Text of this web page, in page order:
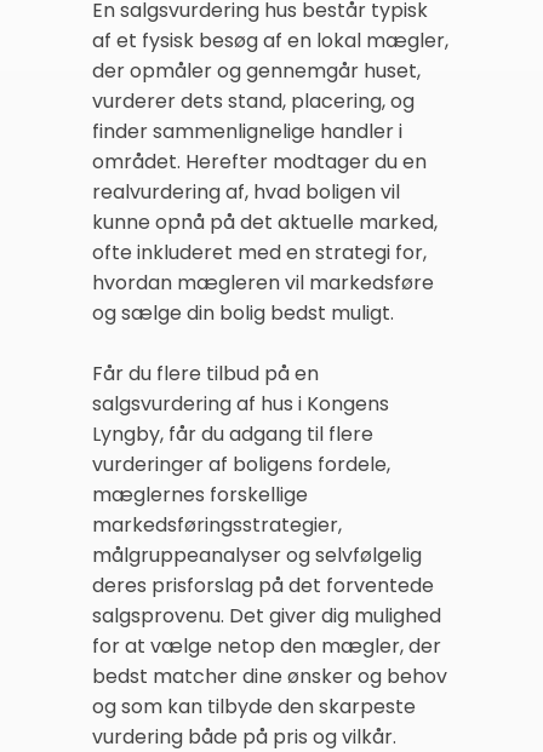
En salgsvurdering hus består typisk
af et fysisk besøg af en lokal mægler,
der opmåler og gennemgår huset,
vurderer dets stand, placering, og
finder sammenlignelige handler i
området. Herefter modtager du en
realvurdering af, hvad boligen vil
kunne opnå på det aktuelle marked,
ofte inkluderet med en strategi for,
hvordan mægleren vil markedsføre
og sælge din bolig bedst muligt.
Får du flere tilbud på en
salgsvurdering af hus i Kongens
Lyngby, får du adgang til flere
vurderinger af boligens fordele,
mæglernes forskellige
markedsføringsstrategier,
målgruppeanalyser og selvfølgelig
deres prisforslag på det forventede
salgsprovenu. Det giver dig mulighed
for at vælge netop den mægler, der
bedst matcher dine ønsker og behov
og som kan tilbyde den skarpeste
vurdering både på pris og vilkår.